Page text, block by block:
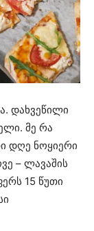
დახვეწილი
მე რა
დღე ნოყიერი
– ლავაშის
15 წუთი